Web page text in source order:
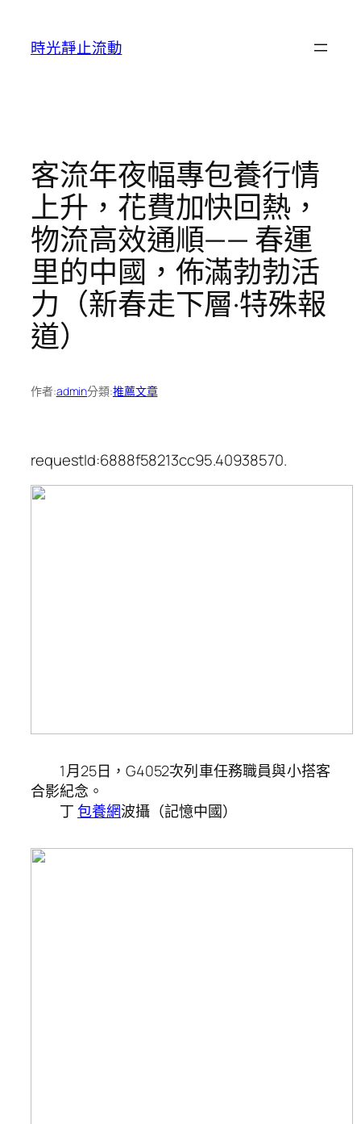
時光靜止流動
客流年夜幅專包養行情
上升，花費加快回熱，
物流高效通順—— 春運
里的中國，佈滿勃勃活
力（新春走下層·特殊報
道）
作者:admin分類:推薦文章
requestId:6888f58213cc95.40938570.
1月25日，G4052次列車任務職員與小搭客
合影紀念。
丁 包養網波攝（記憶中國）